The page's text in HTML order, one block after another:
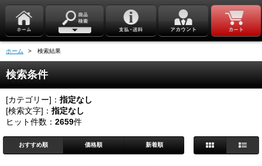
ホーム > 検索結果
検索条件
[カテゴリー]： 指定なし
[検索文字]： 指定なし
ヒット件数： 2659件
おすすめ順 価格順 新着順